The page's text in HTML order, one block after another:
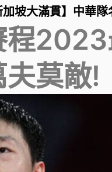
加坡大滿貫】中華
程
莫敵!